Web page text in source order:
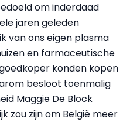
om inderdaad
jaren geleden
van ons eigen plasma
en farmaceutische
konden kopen
besloot toenmalig
Maggie De Block
zou zijn om België meer